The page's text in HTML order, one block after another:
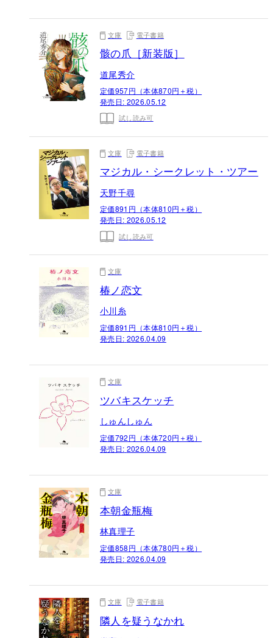
文庫 電子書籍
骸の爪［新装版］
道尾秀介
定価957円（本体870円＋税）
発売日: 2026.05.12
試し読み可
文庫 電子書籍
マジカル・シークレット・ツアー
天野千尋
定価891円（本体810円＋税）
発売日: 2026.05.12
試し読み可
文庫
椿ノ恋文
小川糸
定価891円（本体810円＋税）
発売日: 2026.04.09
文庫
ツバキスケッチ
しゅんしゅん
定価792円（本体720円＋税）
発売日: 2026.04.09
文庫
本朝金瓶梅
林真理子
定価858円（本体780円＋税）
発売日: 2026.04.09
文庫 電子書籍
隣人を疑うなかれ